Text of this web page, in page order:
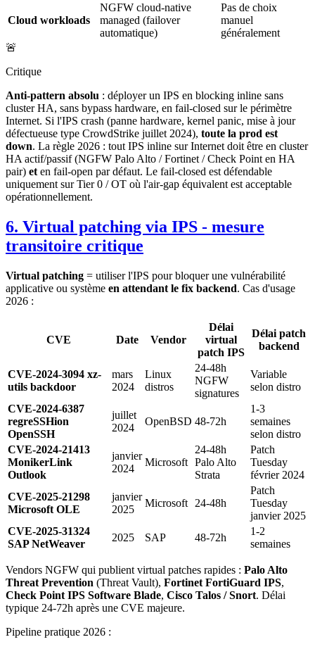
Cloud workloads
NGFW cloud-native
managed (failover
automatique)
Pas de choix
manuel
généralement
🚨
Critique
Anti-pattern absolu : déployer un IPS en blocking inline sans
cluster HA, sans bypass hardware, en fail-closed sur le périmètre
Internet. Si l'IPS crash (panne hardware, kernel panic, mise à jour
défectueuse type CrowdStrike juillet 2024), toute la prod est
down. La règle 2026 : tout IPS inline sur Internet doit être en cluster
HA actif/passif (NGFW Palo Alto / Fortinet / Check Point en HA
pair) et en fail-open par défaut. Le fail-closed est défendable
uniquement sur Tier 0 / OT où l'air-gap équivalent est acceptable
opérationnellement.
6. Virtual patching via IPS - mesure
transitoire critique
Virtual patching = utiliser l'IPS pour bloquer une vulnérabilité
applicative ou système en attendant le fix backend. Cas d'usage
2026 :
CVE Date Vendor
Délai
virtual
patch IPS
Délai patch
backend
CVE-2024-3094 xz-
utils backdoor
mars
2024
Linux
distros
24-48h
NGFW
signatures
Variable
selon distro
CVE-2024-6387
regreSSHion
OpenSSH
juillet
2024
OpenBSD 48-72h
1-3
semaines
selon distro
CVE-2024-21413
MonikerLink
Outlook
janvier
2024
Microsoft
24-48h
Palo Alto
Strata
Patch
Tuesday
février 2024
CVE-2025-21298
Microsoft OLE
janvier
2025
Microsoft 24-48h
Patch
Tuesday
janvier 2025
CVE-2025-31324
SAP NetWeaver
2025 SAP 48-72h
1-2
semaines
Vendors NGFW qui publient virtual patches rapides : Palo Alto
Threat Prevention (Threat Vault), Fortinet FortiGuard IPS,
Check Point IPS Software Blade, Cisco Talos / Snort. Délai
typique 24-72h après une CVE majeure.
Pipeline pratique 2026 :